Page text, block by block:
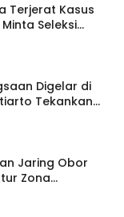
Terjerat Kasus
Seleksi
Digelar di
Tekankan
Jaring Obor
Zona